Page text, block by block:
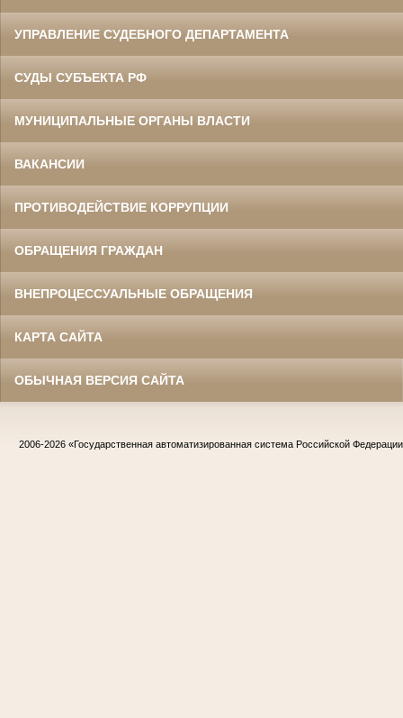
УПРАВЛЕНИЕ СУДЕБНОГО ДЕПАРТАМЕНТА
СУДЫ СУБЪЕКТА РФ
МУНИЦИПАЛЬНЫЕ ОРГАНЫ ВЛАСТИ
ВАКАНСИИ
ПРОТИВОДЕЙСТВИЕ КОРРУПЦИИ
ОБРАЩЕНИЯ ГРАЖДАН
ВНЕПРОЦЕССУАЛЬНЫЕ ОБРАЩЕНИЯ
КАРТА САЙТА
ОБЫЧНАЯ ВЕРСИЯ САЙТА
2006-2026 «Государственная автоматизированная система Российской